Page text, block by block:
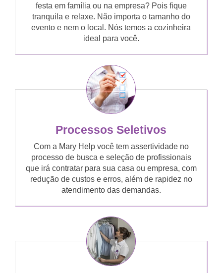
festa em família ou na empresa? Pois fique
tranquila e relaxe. Não importa o tamanho do
evento e nem o local. Nós temos a cozinheira
ideal para você.
Processos Seletivos
Com a Mary Help você tem assertividade no
processo de busca e seleção de profissionais
que irá contratar para sua casa ou empresa, com
redução de custos e erros, além de rapidez no
atendimento das demandas.